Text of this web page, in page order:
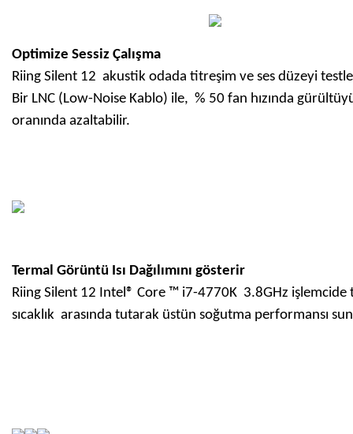
Optimize Sessiz Çalışma
Riing Silent 12 akustik odada titreşim ve ses düzeyi
Bir LNC (Low-Noise Kablo) ile, % 50 fan hızında
oranında azaltabilir.
Termal Görüntü Isı Dağılımını gösterir
Riing Silent 12 Intel® Core ™ i7-4770K 3.8GHz
sıcaklık arasında tutarak üstün soğutma performansı